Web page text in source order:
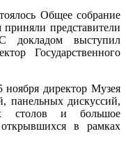
Общее собрание
представители
докладом выступил
Государственного
директор Музея
панельных дискуссий,
столов и большое
в рамках